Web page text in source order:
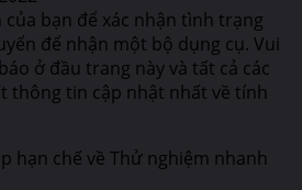
của bạn để xác nhận tình trạng
để nhận một bộ dụng cụ. Vui
ở đầu trang này và tất cả các
thông tin cập nhật nhất về tính
hạn chế về Thử nghiệm nhanh